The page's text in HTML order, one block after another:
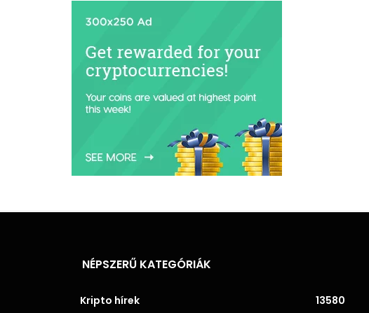
NÉPSZERŰ KATEGÓRIÁK
Kripto hírek 13580